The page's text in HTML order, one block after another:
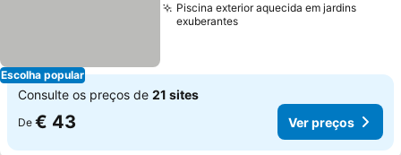
Escolha popular
Piscina exterior aquecida em jardins
exuberantes
Consulte os preços de 21 sites
De € 43 Ver preços